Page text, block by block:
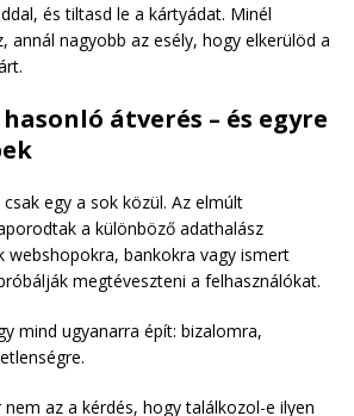
és tiltasd le a kártyádat. Minél
annál nagyobb az esély, hogy elkerülöd a
átverés – és egyre
csak egy a sok közül. Az elmúlt
a különböző adathalász
webshopokra, bankokra vagy ismert
megtéveszteni a felhasználókat.
mind ugyanarra épít: bizalomra,
az a kérdés, hogy találkozol-e ilyen